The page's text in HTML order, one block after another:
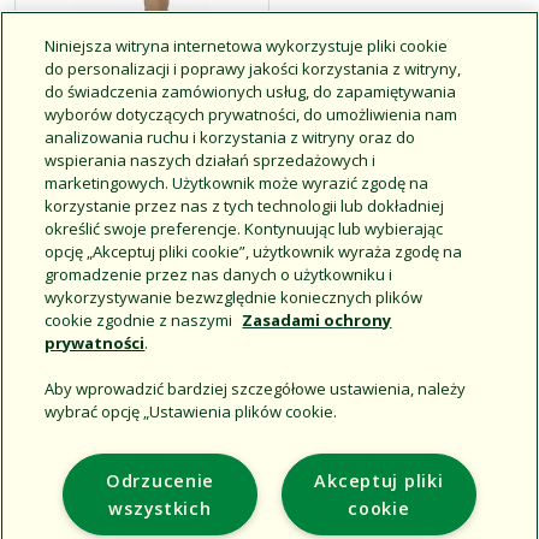
Zawory
szybkozłączne
Kliknij, aby uzyskać więcej
informacji
Support
Corporate
Additional Sites
Niniejsza witryna internetowa wykorzystuje pliki cookie
do personalizacji i poprawy jakości korzystania z witryny,
do świadczenia zamówionych usług, do zapamiętywania
wyborów dotyczących prywatności, do umożliwienia nam
analizowania ruchu i korzystania z witryny oraz do
wspierania naszych działań sprzedażowych i
marketingowych. Użytkownik może wyrazić zgodę na
korzystanie przez nas z tych technologii lub dokładniej
określić swoje preferencje. Kontynuując lub wybierając
opcję „Akceptuj pliki cookie”, użytkownik wyraża zgodę na
gromadzenie przez nas danych o użytkowniku i
wykorzystywanie bezwzględnie koniecznych plików
cookie zgodnie z naszymi Zasadami ochrony
prywatności.
Aby wprowadzić bardziej szczegółowe ustawienia, należy
wybrać opcję „Ustawienia plików cookie.
Akceptuj pliki
cookie
Odrzucenie
wszystkich